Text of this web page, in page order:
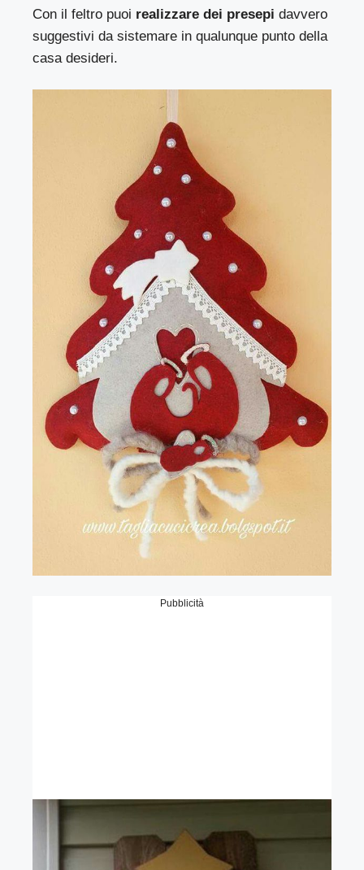
Con il feltro puoi realizzare dei presepi davvero
suggestivi da sistemare in qualunque punto della
casa desideri.
Pubblicità